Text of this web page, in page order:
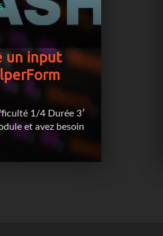
un input
1/4 Durée 3′
et avez besoin